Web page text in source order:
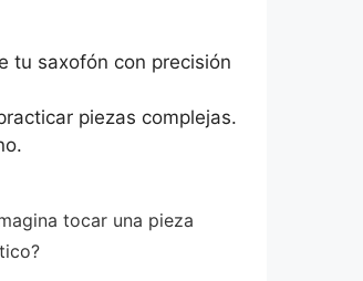
tu saxofón con precisión
piezas complejas.
tocar una pieza